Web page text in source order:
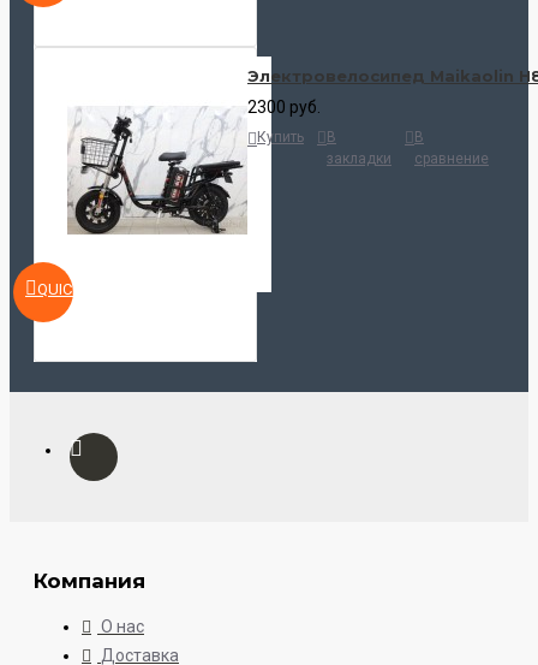
QUICKVIEW
Электровелосипед Maikaolin
2300 руб.
Купить
В
закладки
В
сравнение
Компания
О нас
Доставка